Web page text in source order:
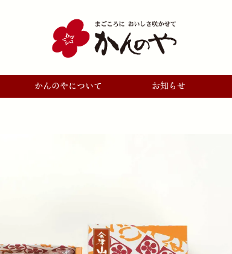
かんのやについて お知らせ